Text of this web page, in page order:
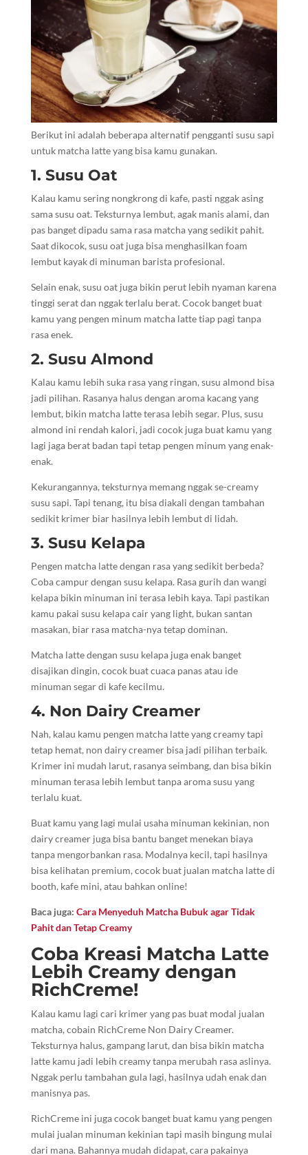
Berikut ini adalah beberapa alternatif pengganti susu sapi
untuk matcha latte yang bisa kamu gunakan.
1. Susu Oat
Kalau kamu sering nongkrong di kafe, pasti nggak asing
sama susu oat. Teksturnya lembut, agak manis alami, dan
pas banget dipadu sama rasa matcha yang sedikit pahit.
Saat dikocok, susu oat juga bisa menghasilkan foam
lembut kayak di minuman barista profesional.
Selain enak, susu oat juga bikin perut lebih nyaman karena
tinggi serat dan nggak terlalu berat. Cocok banget buat
kamu yang pengen minum matcha latte tiap pagi tanpa
rasa enek.
2. Susu Almond
Kalau kamu lebih suka rasa yang ringan, susu almond bisa
jadi pilihan. Rasanya halus dengan aroma kacang yang
lembut, bikin matcha latte terasa lebih segar. Plus, susu
almond ini rendah kalori, jadi cocok juga buat kamu yang
lagi jaga berat badan tapi tetap pengen minum yang enak-
enak.
Kekurangannya, teksturnya memang nggak se-creamy
susu sapi. Tapi tenang, itu bisa diakali dengan tambahan
sedikit krimer biar hasilnya lebih lembut di lidah.
3. Susu Kelapa
Pengen matcha latte dengan rasa yang sedikit berbeda?
Coba campur dengan susu kelapa. Rasa gurih dan wangi
kelapa bikin minuman ini terasa lebih kaya. Tapi pastikan
kamu pakai susu kelapa cair yang light, bukan santan
masakan, biar rasa matcha-nya tetap dominan.
Matcha latte dengan susu kelapa juga enak banget
disajikan dingin, cocok buat cuaca panas atau ide
minuman segar di kafe kecilmu.
4. Non Dairy Creamer
Nah, kalau kamu pengen matcha latte yang creamy tapi
tetap hemat, non dairy creamer bisa jadi pilihan terbaik.
Krimer ini mudah larut, rasanya seimbang, dan bisa bikin
minuman terasa lebih lembut tanpa aroma susu yang
terlalu kuat.
Buat kamu yang lagi mulai usaha minuman kekinian, non
dairy creamer juga bisa bantu banget menekan biaya
tanpa mengorbankan rasa. Modalnya kecil, tapi hasilnya
bisa kelihatan premium, cocok buat jualan matcha latte di
booth, kafe mini, atau bahkan online!
Baca juga: Cara Menyeduh Matcha Bubuk agar Tidak
Pahit dan Tetap Creamy
Coba Kreasi Matcha Latte
Lebih Creamy dengan
RichCreme!
Kalau kamu lagi cari krimer yang pas buat modal jualan
matcha, cobain RichCreme Non Dairy Creamer.
Teksturnya halus, gampang larut, dan bisa bikin matcha
latte kamu jadi lebih creamy tanpa merubah rasa aslinya.
Nggak perlu tambahan gula lagi, hasilnya udah enak dan
manisnya pas.
RichCreme ini juga cocok banget buat kamu yang pengen
mulai jualan minuman kekinian tapi masih bingung mulai
dari mana. Bahannya mudah didapat, cara pakainya